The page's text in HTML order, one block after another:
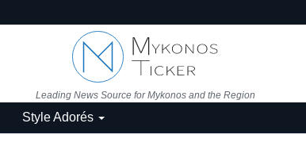
Leading News Source for Mykonos and the Region
Style Adorés